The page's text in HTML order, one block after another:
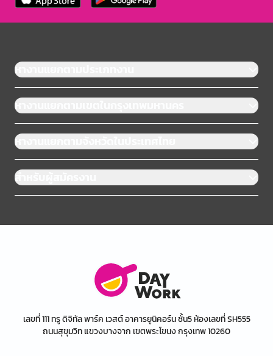
หางานแยกตามประเภทงาน
หางานแยกตามเขตในกรุงเทพมหานคร
หางานแยกตามจังหวัดในประเทศไทย
สำหรับผู้สมัครงาน
เลขที่ 111 ทรู ดิจิทัล พาร์ค เวสต์ อาคารยูนิคอร์น ชั้น5 ห้องเลขที่ SH555
ถนนสุขุมวิท แขวงบางจาก เขตพระโขนง กรุงเทพ 10260